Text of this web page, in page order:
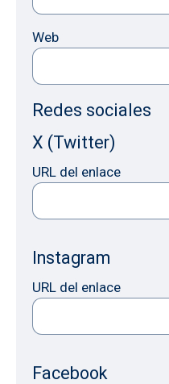
Web
Redes sociales
X (Twitter)
URL del enlace
Instagram
URL del enlace
Facebook